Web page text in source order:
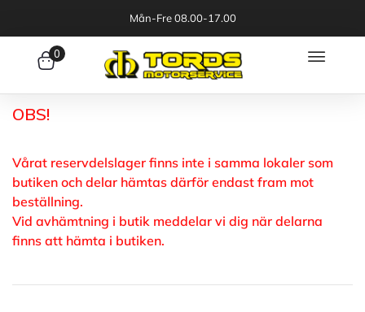
Mån-Fre 08.00-17.00
0
OBS!
Vårat reservdelslager finns inte i samma lokaler som
butiken och delar hämtas därför endast fram mot
beställning.
Vid avhämtning i butik meddelar vi dig när delarna
finns att hämta i butiken.